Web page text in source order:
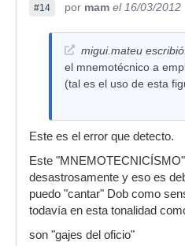
#14 por mam el 16/03/2012
migui.mateu
el mnemotécnico a
(tal es el uso de esta
Este es el error que detecto.
Este
desastrosamente y eso es
puedo "cantar" Dob como
todavía en esta tonalidad
son "gajes del oficio"